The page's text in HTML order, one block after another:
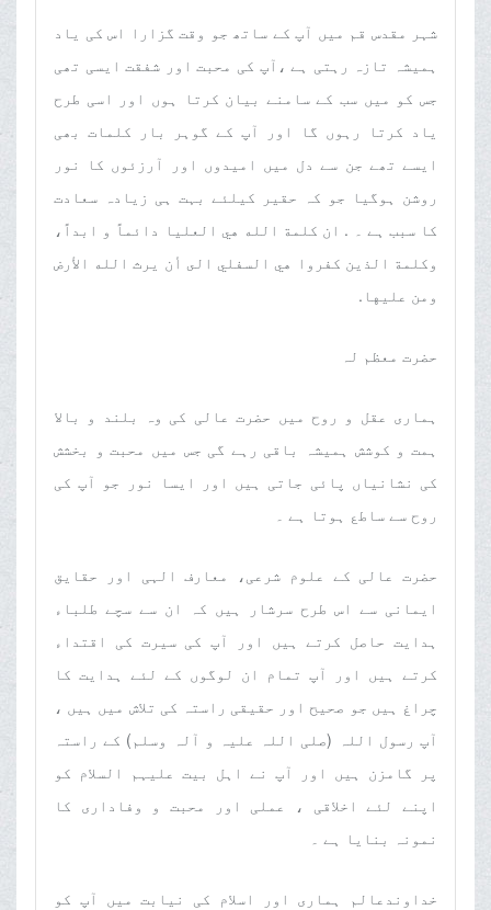
شہر مقدس قم میں آپ کے ساتھ جو وقت گزارا اس کی یاد
ہمیشہ تازہ رہتی ہے ،آپ کی محبت اور شفقت ایسی تھی
جس کو میں سب کے سامنے بیان کرتا ہوں اور اسی طرح
یاد کرتا رہوں گا اور آپ کے گوہر بار کلمات بھی
ایسے تھے جن سے دل میں امیدوں اور آرزئوں کا نور
روشن ہوگیا جو کہ حقیر کیلئے بہت ہی زیادہ سعادت
کا سبب ہے ۔ . ان كلمة الله هي العليا دائماً و ابداً،
وكلمة الذين كفروا هي السفلي الى أن يرث الله الأرض
ومن عليها.
حضرت معظم لہ
ہماری عقل و روح میں حضرت عالی کی وہ بلند و بالا
ہمت و کوشش ہمیشہ باقی رہے گی جس میں محبت و بخشش
کی نشانیاں پائی جاتی ہیں اور ایسا نور جو آپ کی
روح سے ساطع ہوتا ہے ۔
حضرت عالی کے علوم شرعی، معارف الہی اور حقایق
ایمانی سے اس طرح سرشار ہیں کہ ان سے سچے طلباء
ہدایت حاصل کرتے ہیں اور آپ کی سیرت کی اقتداء
کرتے ہیں اور آپ تمام ان لوگوں کے لئے ہدایت کا
چراغ ہیں جو صحیح اور حقیقی راستہ کی تلاش میں ہیں ،
آپ رسول اللہ (صلی اللہ علیہ و آلہ وسلم) کے راستہ
پر گامزن ہیں اور آپ نے اہل بیت علیہم السلام کو
اپنے لئے اخلاقی ، عملی اور محبت و وفاداری کا
نمونہ بنایا ہے ۔
خداوندعالم ہماری اور اسلام کی نیابت میں آپ کو